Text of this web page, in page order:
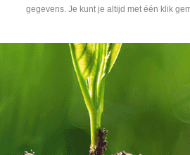
gegevens. Je kunt je altijd met één klik